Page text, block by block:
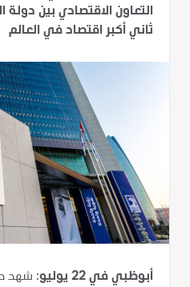
التعاون الاقتصادي بين دولة
ثاني أكبر اقتصاد في العالم
أبوظبي في 22 يوليو
: شهد